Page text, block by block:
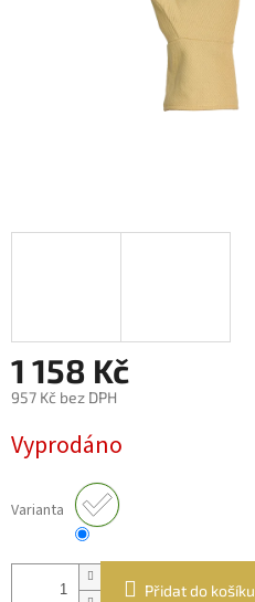
1 158 Kč
957 Kč bez DPH
cena:
Vyprodáno
Varianta
Přidat do košíku